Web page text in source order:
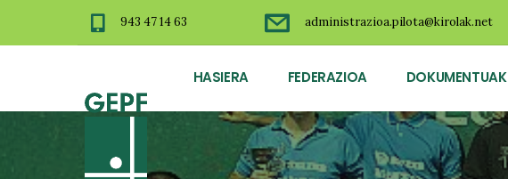
943 47 14 63 administrazioa.pilota@kirolak.net
HASIERA FEDERAZIOA DOKUMENTUAK